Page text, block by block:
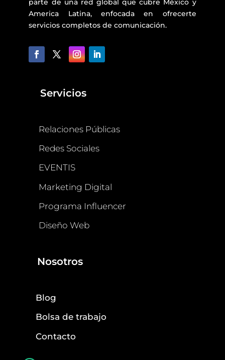
parte de una red global que cubre México y
America Latina, enfocada en ofrecerte
servicios completos de comunicación.
Servicios
Relaciones Públicas
Redes Sociales
EVENTIS
Marketing Digital
Programa Influencer
Diseño Web
Nosotros
Blog
Bolsa de trabajo
Contacto